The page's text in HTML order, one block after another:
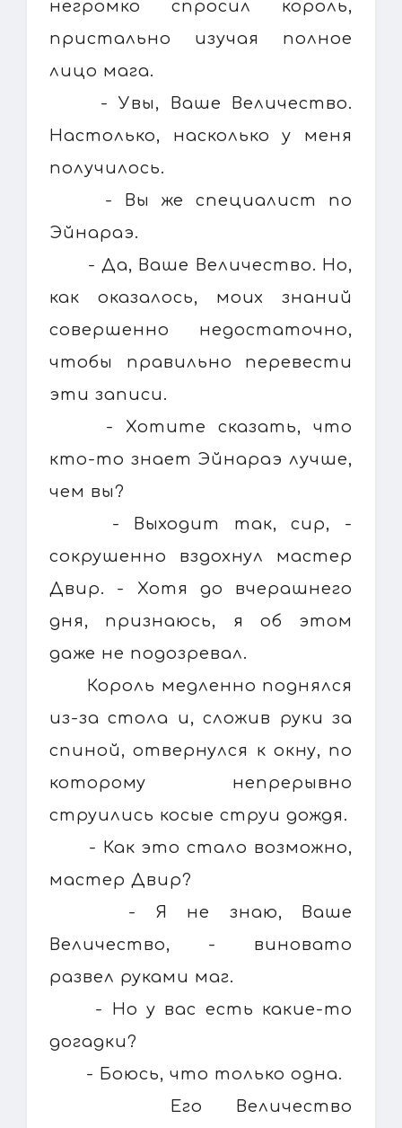
негромко спросил король,
пристально изучая полное
лицо мага.
- Увы, Ваше Величество.
Настолько, насколько у меня
получилось.
- Вы же специалист по
Эйнараэ.
- Да, Ваше Величество. Но,
как оказалось, моих знаний
совершенно недостаточно,
чтобы правильно перевести
эти записи.
- Хотите сказать, что
кто-то знает Эйнараэ лучше,
чем вы?
- Выходит так, сир, -
сокрушенно вздохнул мастер
Двир. - Хотя до вчерашнего
дня, признаюсь, я об этом
даже не подозревал.
Король медленно поднялся
из-за стола и, сложив руки за
спиной, отвернулся к окну, по
которому непрерывно
струились косые струи дождя.
- Как это стало возможно,
мастер Двир?
- Я не знаю, Ваше
Величество, - виновато
развел руками маг.
- Но у вас есть какие-то
догадки?
- Боюсь, что только одна.
Его Величество